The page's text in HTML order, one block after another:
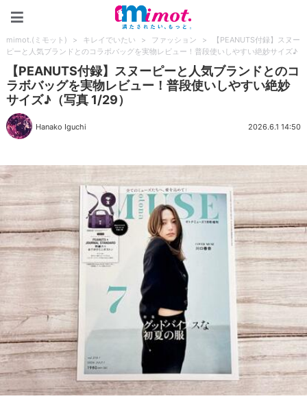
mimot.(ミモット) > キレイでいたい > ファッション >
【PEANUTS付録】スヌー
ピーと人気ブランドとのコラボバッグを実物レビュー！普段使いしやすい絶妙サイズ♪
【PEANUTS付録】スヌーピーと人気ブランドとのコ
ラボバッグを実物レビュー！普段使いしやすい絶妙
サイズ♪（写真 1/29）
Hanako Iguchi 2026.6.1 14:50